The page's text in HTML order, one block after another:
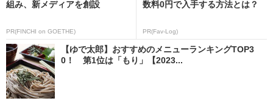
組み、新メディアを創設
PR(FINCHI on GOETHE)
数料0円で入手する方法とは？
PR(Fav-Log)
【ゆで太郎】おすすめのメニューランキングTOP3
0！ 第1位は「もり」【2023...